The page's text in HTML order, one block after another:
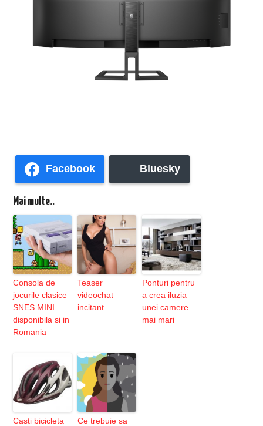
Facebook Bluesky
Mai multe..
Consola de
jocurile clasice
SNES MINI
disponibila si in
Romania
Teaser
videochat
incitant
Ponturi pentru
a crea iluzia
unei camere
mai mari
Casti bicicleta
Ce trebuie sa